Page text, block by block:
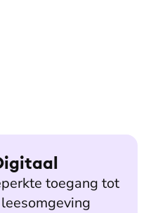
toegang tot